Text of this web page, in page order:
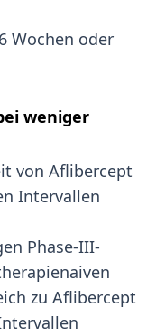
Wochen oder
weniger
von Aflibercept
Intervallen
Phase-III-
zu Aflibercept